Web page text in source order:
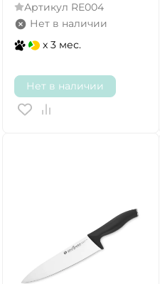
Артикул RE004
Нет в наличии
x 3 мес.
Нет в наличии